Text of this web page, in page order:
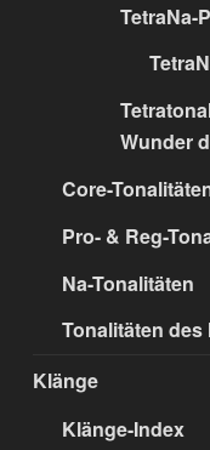
TetraNa-
Wunder
Core-
Pro- & Reg-
Na-Tonalitäten
Tonalitäten
Klänge
Klänge-Index